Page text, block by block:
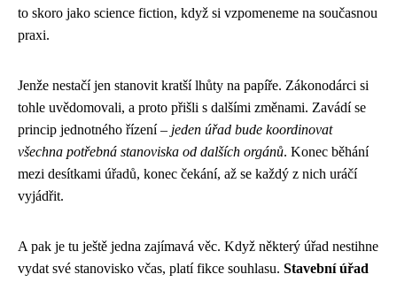
to skoro jako science fiction, když si vzpomeneme na současnou
praxi.
Jenže nestačí jen stanovit kratší lhůty na papíře. Zákonodárci si
tohle uvědomovali, a proto přišli s dalšími změnami. Zavádí se
princip jednotného řízení – jeden úřad bude koordinovat
všechna potřebná stanoviska od dalších orgánů. Konec běhání
mezi desítkami úřadů, konec čekání, až se každý z nich uráčí
vyjádřit.
A pak je tu ještě jedna zajímavá věc. Když některý úřad nestihne
vydat své stanovisko včas, platí fikce souhlasu. Stavební úřad